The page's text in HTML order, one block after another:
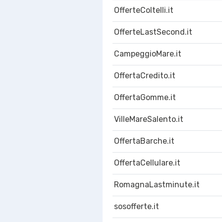
OfferteColtelli.it
OfferteLastSecond.it
CampeggioMare.it
OffertaCredito.it
OffertaGomme.it
VilleMareSalento.it
OffertaBarche.it
OffertaCellulare.it
RomagnaLastminute.it
sosofferte.it